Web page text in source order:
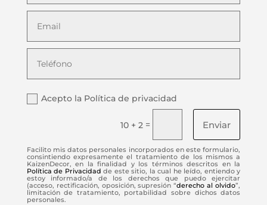
Acepto la Política de privacidad
10 + 2 = Enviar
Facilito mis datos personales incorporados en este formulario,
consintiendo expresamente el tratamiento de los mismos a
KaizenDecor, en la finalidad y los términos descritos en la
Política de Privacidad de este sitio, la cual he leído, entiendo y
estoy informado/a de los derechos que puedo ejercitar
(acceso, rectificación, oposición, supresión “derecho al olvido”,
limitación de tratamiento, portabilidad sobre dichos datos
personales.